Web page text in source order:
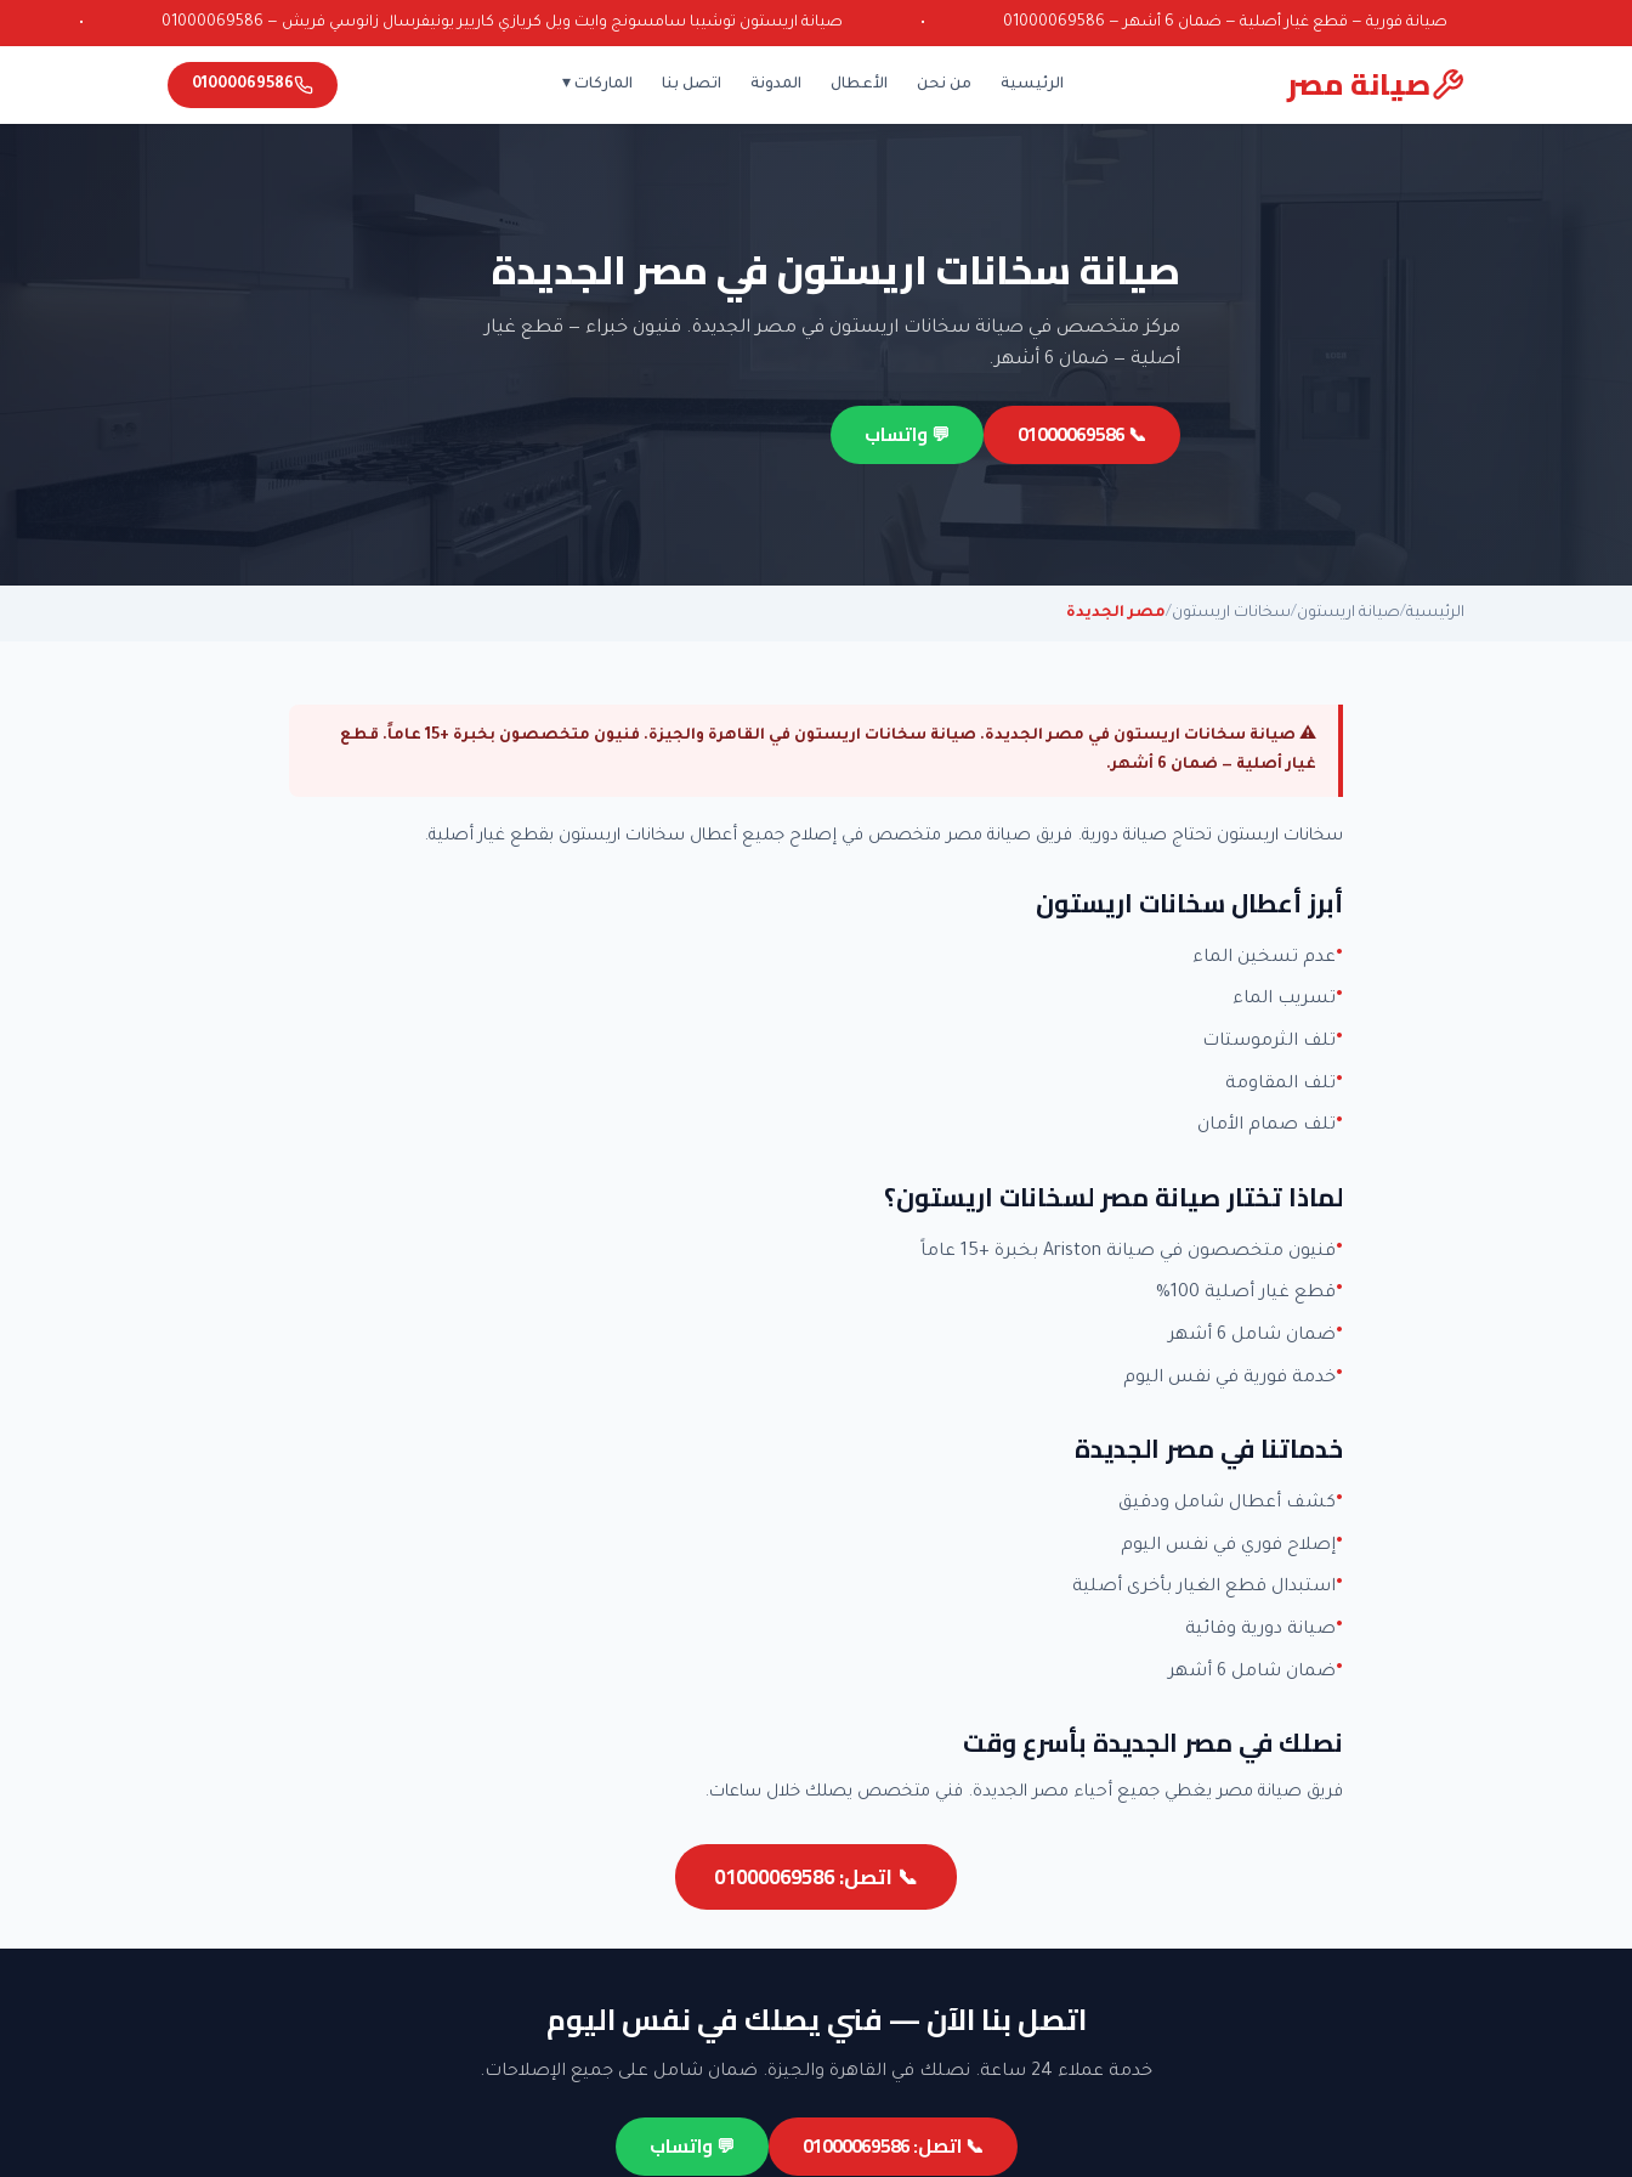
صيانة فورية — قطع غيار أصلية — ضمان 6 أشهر — 01000069586 صيانة اريستون توشيبا سامسونج وايت ويل كريازي كاريير يونيفرسال زانوسي فريش — 01000069586
صيانة مصر الرئيسية من نحن الأعطال المدونة اتصل بنا الماركات ▾ 01000069586
صيانة سخانات اريستون في مصر الجديدة
مركز متخصص في صيانة سخانات اريستون في مصر الجديدة. فنيون خبراء — قطع غيار
أصلية — ضمان 6 أشهر.
📞 01000069586 💬 واتساب
الرئيسية/صيانة اريستون/سخانات اريستون/مصر الجديدة
⚠ صيانة سخانات اريستون في مصر الجديدة. صيانة سخانات اريستون في القاهرة والجيزة. فنيون متخصصون بخبرة +15 عاماً. قطع
غيار أصلية — ضمان 6 أشهر.
سخانات اريستون تحتاج صيانة دورية. فريق صيانة مصر متخصص في إصلاح جميع أعطال سخانات اريستون بقطع غيار أصلية.
أبرز أعطال سخانات اريستون
عدم تسخين الماء
تسريب الماء
تلف الثرموستات
تلف المقاومة
تلف صمام الأمان
لماذا تختار صيانة مصر لسخانات اريستون؟
فنيون متخصصون في صيانة Ariston بخبرة +15 عاماً
قطع غيار أصلية 100%
ضمان شامل 6 أشهر
خدمة فورية في نفس اليوم
خدماتنا في مصر الجديدة
كشف أعطال شامل ودقيق
إصلاح فوري في نفس اليوم
استبدال قطع الغيار بأخرى أصلية
صيانة دورية وقائية
ضمان شامل 6 أشهر
نصلك في مصر الجديدة بأسرع وقت
فريق صيانة مصر يغطي جميع أحياء مصر الجديدة. فني متخصص يصلك خلال ساعات.
📞 اتصل: 01000069586
اتصل بنا الآن — فني يصلك في نفس اليوم
خدمة عملاء 24 ساعة. نصلك في القاهرة والجيزة. ضمان شامل على جميع الإصلاحات.
📞 اتصل: 01000069586 💬 واتساب